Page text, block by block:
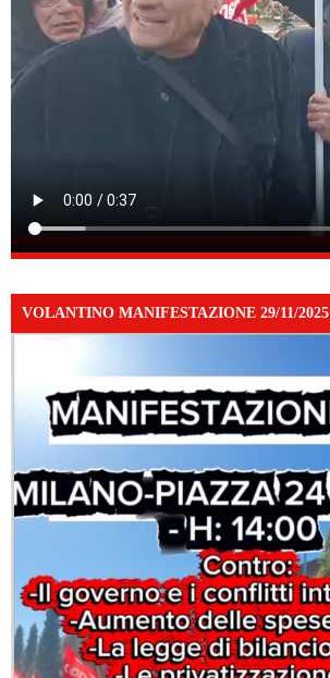
VOLANTINO MANIFESTAZIONE 29/11/2025